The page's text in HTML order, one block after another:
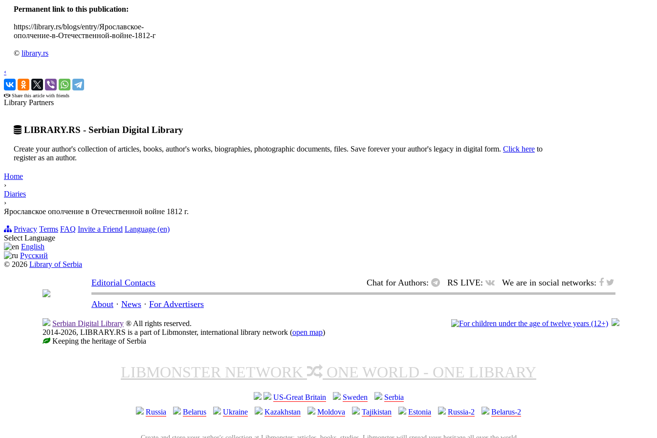
Permanent link to this publication:
https://library.rs/blogs/entry/Ярославское-
ополчение-в-Отечественной-войне-1812-г
© library.rs
‹
›
Share this article with friends
Library Partners
LIBRARY.RS - Serbian Digital Library
Create your author's collection of articles, books, author's works, biographies, photographic documents, files. Save forever your author's legacy in digital form. Click here to
register as an author.
Home
›
Diaries
›
Ярославское ополчение в Отечественной войне 1812 г.
Privacy Terms FAQ Invite a Friend Language (en)
Select Language
English
Русский
© 2026 Library of Serbia
Editorial Contacts Chat for Authors: RS LIVE: We are in social networks:
About · News · For Advertisers
Serbian Digital Library ® All rights reserved.
2014-2026, LIBRARY.RS is a part of Libmonster, international library network (open map)
Keeping the heritage of Serbia
LIBMONSTER NETWORK ONE WORLD - ONE LIBRARY
US-Great Britain Sweden
Serbia
Russia
Belarus Ukraine Kazakhstan Moldova Tajikistan Estonia Russia-2 Belarus-2